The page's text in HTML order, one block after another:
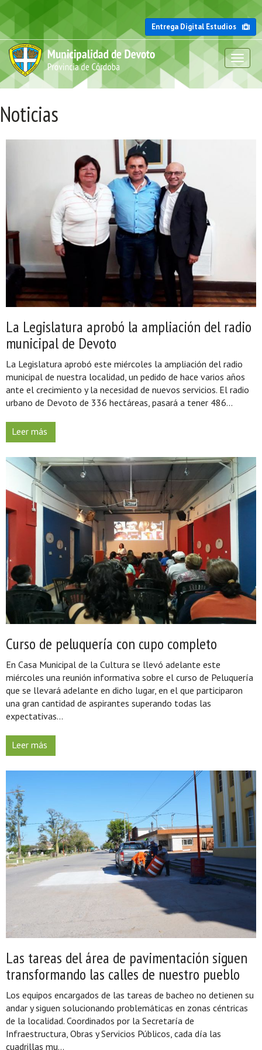
Entrega Digital Estudios
Noticias
La Legislatura aprobó la ampliación del radio
municipal de Devoto
La Legislatura aprobó este miércoles la ampliación del radio
municipal de nuestra localidad, un pedido de hace varios años
ante el crecimiento y la necesidad de nuevos servicios. El radio
urbano de Devoto de 336 hectáreas, pasará a tener 486...
Leer más
Curso de peluquería con cupo completo
En Casa Municipal de la Cultura se llevó adelante este
miércoles una reunión informativa sobre el curso de Peluquería
que se llevará adelante en dicho lugar, en el que participaron
una gran cantidad de aspirantes superando todas las
expectativas...
Leer más
Las tareas del área de pavimentación siguen
transformando las calles de nuestro pueblo
Los equipos encargados de las tareas de bacheo no detienen su
andar y siguen solucionando problemáticas en zonas céntricas
de la localidad. Coordinados por la Secretaría de
Infraestructura, Obras y Servicios Públicos, cada día las
cuadrillas mu...